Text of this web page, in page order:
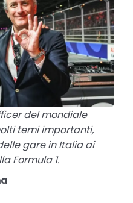
del mondiale
temi importanti,
gare in Italia ai
Formula 1.